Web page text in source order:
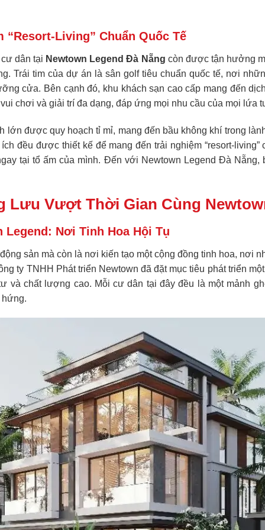
“Resort-Living” Chuẩn Quốc Tế
dân tại Newtown Legend Đà Nẵng còn được tận hưởng
Trái tim của dự án là sân golf tiêu chuẩn quốc tế, nơi
cửa. Bên cạnh đó, khu khách sạn cao cấp mang đến
chơi và giải trí đa dạng, đáp ứng mọi nhu cầu của mọi lứa
lớn được quy hoạch tỉ mỉ, mang đến bầu không khí trong
đều được thiết kế để mang đến trải nghiệm “resort-
tại tổ ấm của mình. Đến với Newtown Legend Đà Nẵng,
Lưu Vượt Thời Gian Cùng
Nơi Tinh Hoa Hội Tụ
sản mà còn là nơi kiến tạo một cộng đồng tinh hoa, nơi
ty TNHH Phát triển Newtown đã đặt mục tiêu phát triển
và chất lượng cao. Mỗi cư dân tại đây đều là một mảnh
hứng.